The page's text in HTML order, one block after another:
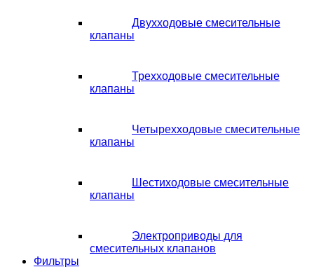
Двухходовые смесительные
клапаны
Трехходовые смесительные
клапаны
Четырехходовые смесительные
клапаны
Шестиходовые смесительные
клапаны
Электроприводы для
смесительных клапанов
Фильтры